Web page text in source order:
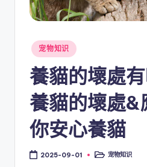
Posted
in
宠物知识
養貓的壞處
養貓的壞處&
你安心養貓
2025-09-01
Posted宠物知识